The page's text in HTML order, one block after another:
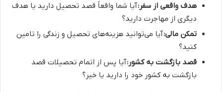
هدف واقعی از سفر:آیا شما واقعاً قصد تحصیل دارید یا هدف
دیگری از مهاجرت دارید؟
تمکن مالی:آیا می‌توانید هزینه‌های تحصیل و زندگی را تامین
کنید؟
قصد بازگشت به کشور:آیا پس از اتمام تحصیلات قصد
بازگشت به کشور خود را دارید یا خیر؟